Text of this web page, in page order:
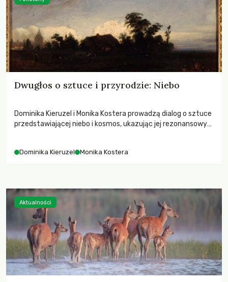
Dwugłos o sztuce i przyrodzie: Niebo
Dominika Kieruzel i Monika Kostera prowadzą dialog o sztuce
przedstawiającej niebo i kosmos, ukazując jej rezonansowy
Dominika Kieruzel Monika Kostera
Aktualności